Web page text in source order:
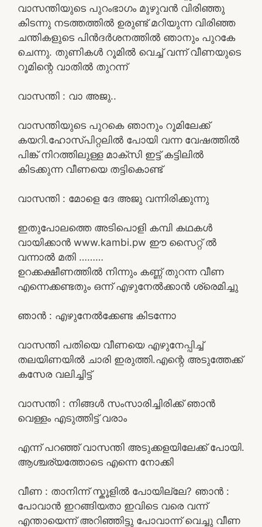
വാസന്തിയുടെ പുറംഭാഗം മുഴുവൻ വിരിഞ്ഞു
കിടന്നു നടത്തത്തിൽ ഉരുണ്ട് മറിയുന്ന വിരിഞ്ഞ
ചന്തികളുടെ പിൻദർശനത്തിൽ ഞാനും പുറകേ
ചെന്നു. തുണികൾ റൂമിൽ വെച്ച് വന്ന് വീണയുടെ
റൂമിന്റെ വാതിൽ തുറന്ന്
വാസന്തി : വാ അജു..
വാസന്തിയുടെ പുറകെ ഞാനും റൂമിലേക്ക്
കയറി.ഹോസ്പിറ്റലിൽ പോയി വന്ന വേഷത്തിൽ
പിങ്ക് നിറത്തിലുള്ള മാക്സി ഇട്ട് കട്ടിലിൽ
കിടക്കുന്ന വീണയെ തട്ടികൊണ്ട്
വാസന്തി : മോളെ ദേ അജു വന്നിരിക്കുന്നു
ഇതുപോലത്തെ അടിപൊളി കമ്പി കഥകൾ
വായിക്കാൻ www.kambi.pw ഈ സൈറ്റ് ൽ
വന്നാൽ മതി ………
ഉറക്കക്ഷീണത്തിൽ നിന്നും കണ്ണ് തുറന്ന വീണ
എന്നെക്കണ്ടതും ഒന്ന് എഴുനേൽക്കാൻ ശ്രെമിച്ചു
ഞാൻ : എഴുനേൽക്കേണ്ട കിടന്നോ
വാസന്തി പതിയെ വീണയെ എഴുനേപ്പിച്ച്
തലയിണയിൽ ചാരി ഇരുത്തി.എന്റെ അടുത്തേക്ക്
കസേര വലിച്ചിട്ട്
വാസന്തി : നിങ്ങൾ സംസാരിച്ചിരിക്ക് ഞാൻ
വെള്ളം എടുത്തിട്ട് വരാം
എന്ന് പറഞ്ഞ് വാസന്തി അടുക്കളയിലേക്ക് പോയി.
ആശ്ചര്യത്തോടെ എന്നെ നോക്കി
വീണ : താനിന്ന് സ്കൂളിൽ പോയില്ലേ? ഞാൻ :
പോവാൻ ഇറങ്ങിയതാ ഇവിടെ വരെ വന്ന്
എന്തായെന്ന് അറിഞ്ഞിട്ടു പോവാന്ന് വെച്ചു വീണ